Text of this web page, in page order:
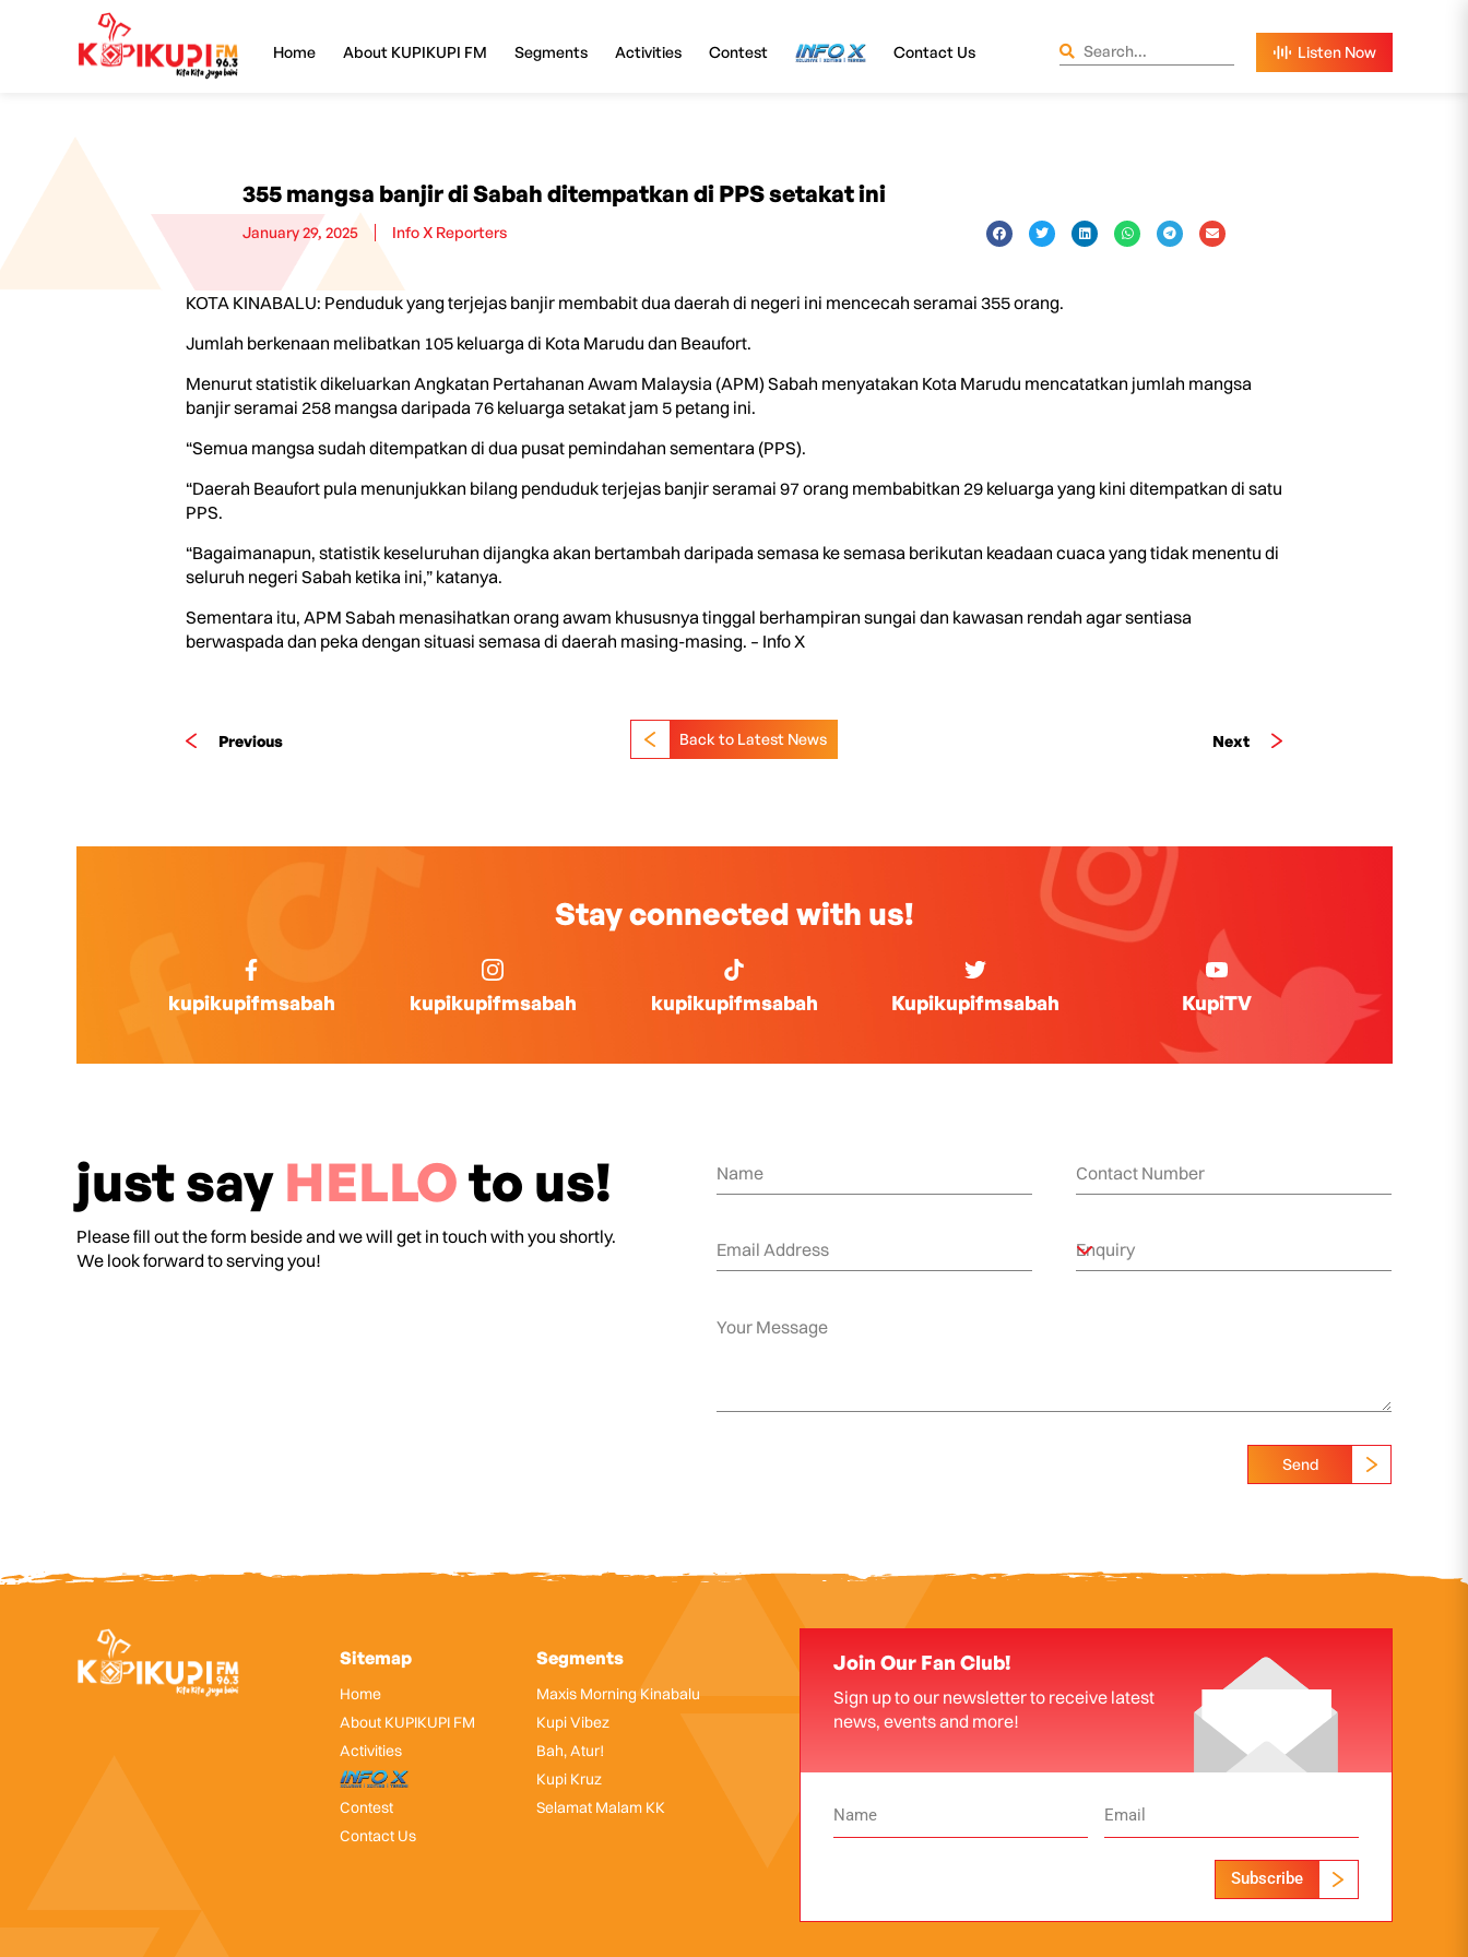
Home About KUPIKUPI FM Segments Activities Contest InfoX Contact Us
355 mangsa banjir di Sabah ditempatkan di PPS setakat ini
January 29, 2025 Info X Reporters
KOTA KINABALU: Penduduk yang terjejas banjir membabit dua daerah di negeri ini mencecah seramai 355 orang.
Jumlah berkenaan melibatkan 105 keluarga di Kota Marudu dan Beaufort.
Menurut statistik dikeluarkan Angkatan Pertahanan Awam Malaysia (APM) Sabah menyatakan Kota Marudu mencatatkan jumlah mangsa
banjir seramai 258 mangsa daripada 76 keluarga setakat jam 5 petang ini.
“Semua mangsa sudah ditempatkan di dua pusat pemindahan sementara (PPS).
“Daerah Beaufort pula menunjukkan bilang penduduk terjejas banjir seramai 97 orang membabitkan 29 keluarga yang kini ditempatkan di satu
PPS.
“Bagaimanapun, statistik keseluruhan dijangka akan bertambah daripada semasa ke semasa berikutan keadaan cuaca yang tidak menentu di
seluruh negeri Sabah ketika ini,” katanya.
Sementara itu, APM Sabah menasihatkan orang awam khususnya tinggal berhampiran sungai dan kawasan rendah agar sentiasa
berwaspada dan peka dengan situasi semasa di daerah masing-masing. – Info X
Previous Next
Back to Latest News
Stay connected with us!
kupikupifmsabah kupikupifmsabah kupikupifmsabah Kupikupifmsabah KupiTV
just say HELLOto us!
Please fill out the form beside and we will get in touch with you shortly.
We look forward to serving you!
Send
Sitemap
Home
About KUPIKUPI FM
Activities
InfoX
Contest
Contact Us
Segments
Maxis Morning Kinabalu
Kupi Vibez
Bah, Atur!
Kupi Kruz
Selamat Malam KK
Join Our Fan Club!
Sign up to our newsletter to receive latest
news, events and more!
Subscribe